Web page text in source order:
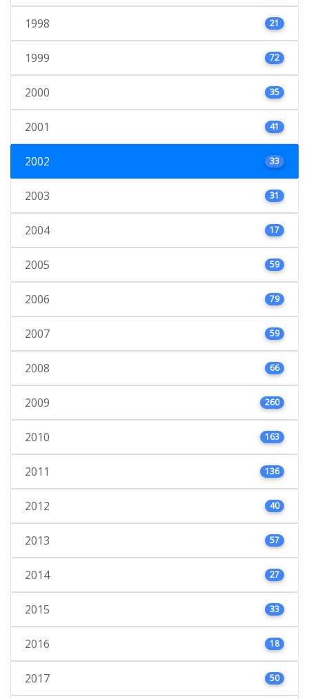
1998 21
1999 72
2000 35
2001 41
2002 33
2003 31
2004 17
2005 59
2006 79
2007 59
2008 66
2009 260
2010 163
2011 136
2012 40
2013 57
2014 27
2015 33
2016 18
2017 50